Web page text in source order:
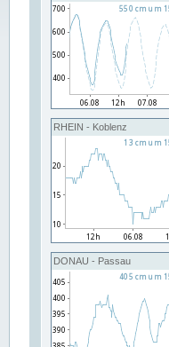
RHEIN - Koblenz
DONAU - Passau